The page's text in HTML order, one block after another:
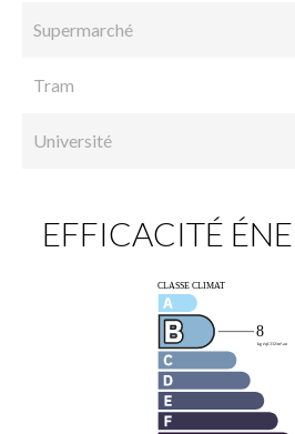
Supermarché
Tram
Université
EFFICACITÉ